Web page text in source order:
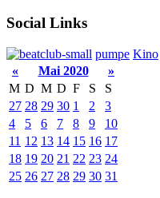
Social Links
pumpe Kino
«
Mai 2020
»
M D M D F S
S
27 28 29 30 1 2
3
4
5 6 7 8 9
10
11 12 13 14 15 16 17
18 19 20 21 22 23 24
25 26 27 28 29 30 31